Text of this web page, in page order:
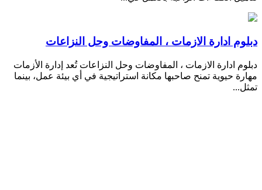
دبلوم ادارة الازمات ، المفاوضات وحل النزاعات
دبلوم ادارة الازمات ، المفاوضات وحل النزاعات تُعد إدارة الأزمات
مهارة حيوية تمنح صاحبها مكانة استراتيجية في أي بيئة عمل، بينما
تمثل...